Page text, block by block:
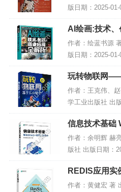
版日期：2025-
5699 电子书大小
容简...
AI绘画:技术、
F电子书下载
作者：绘蓝书源
版日期：2025-
4980 电子书大小
容简...
玩转物联网
网盘下载
作者：王克伟、
学工业出版社 出
BN：
描版PDF格式...
信息技术基础
PDF下载
作者：余明辉 赫
版社 出版日期：
7115641540 电
格式]...
REDIS应用实
网盘资源
作者：黄健宏 著